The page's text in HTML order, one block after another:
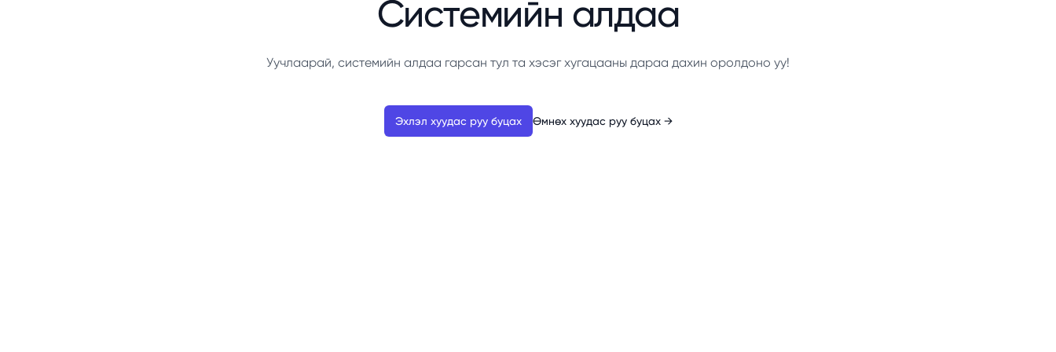
Системийн алдаа
Уучлаарай, системийн алдаа гарсан тул та хэсэг хугацааны дараа дахин оролдоно уу!
Эхлэл хуудас руу буцах Өмнөх хуудас руу буцах →